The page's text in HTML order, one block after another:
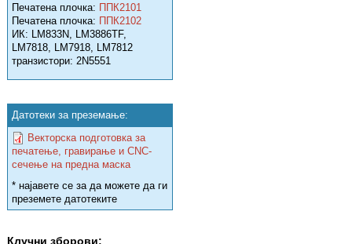
Печатена плочка: ППК2101
Печатена плочка: ППК2102
ИК: LM833N, LM3886TF,
LM7818, LM7918, LM7812
транзистори: 2N5551
Датотеки за преземање:
Векторска подготовка за
печатење, гравирање и CNC-
сечење на предна маска
* најавете се за да можете да ги
преземете датотеките
Клучни зборови: